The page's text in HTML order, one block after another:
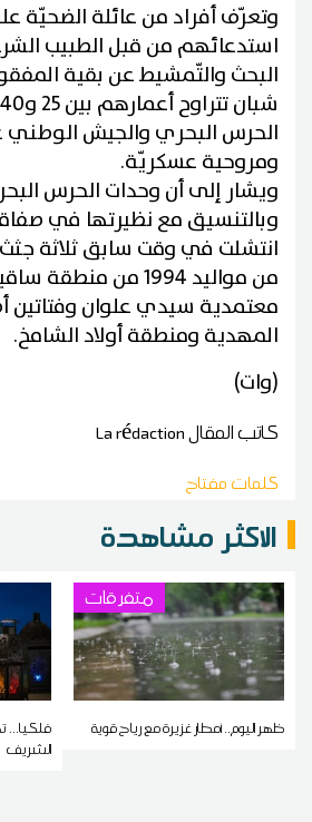
وتعرّف أفراد من عائلة الضحيّة
استدعائهم من قبل الطبيب
الحرس البحري والجيش الوطني
ومروحية عسكريّة.
ويشار إلى أن وحدات الحرس
وبالتنسيق مع نظيرتها في
انتشلت في وقت سابق ثلاثة
من مواليد 1994 من
معتمدية سيدي علوان وفتاتين
المهدية ومنطقة أولاد الشامخ.
(وات)
كاتب المقالLa rédaction
كلمات مفتاح
الاكثر مشاهدة
متفرقات
ظهر اليوم.. أمطار غزيرة مع رياح قوية
فلكيا...
الشريف